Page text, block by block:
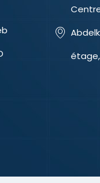
étage,